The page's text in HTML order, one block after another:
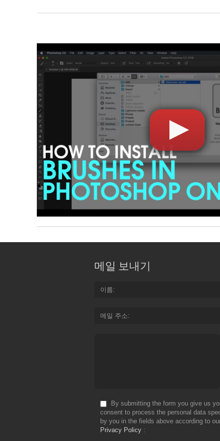
메일 보내기
이름
메일 주소
By submitting the form you give us
consent to process the personal data
by you in the fields above according to
Privacy Policy